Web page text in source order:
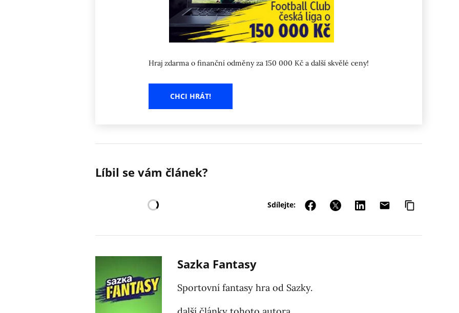
Hraj zdarma o finanční odměny za 150 000 Kč a další skvělé ceny!
CHCI HRÁT!
Líbil se vám článek?
Sdílejte:
Sazka Fantasy
Sportovní fantasy hra od Sazky.